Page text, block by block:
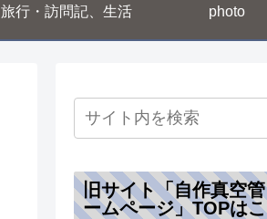
旅行・訪問記、生活 photo
旧サイト「自作真空
ームページ」TOPは